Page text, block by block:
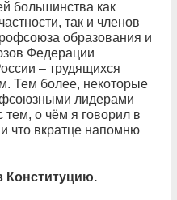
большинства как
так и членов
образования и
Федерации
– трудящихся
Тем более, некоторые
лидерами
тем, о чём я говорил в
и что вкратце напомню
Конституцию.